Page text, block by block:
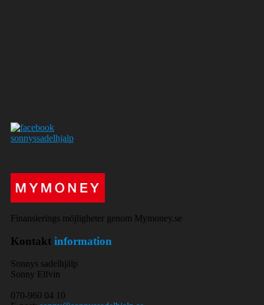
Finansierings möjligheter genom Mymoney.se
Kontakt information
Sonnys sadelhjälp
Sonny Elfvin
070-960 04 10